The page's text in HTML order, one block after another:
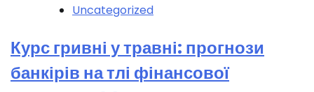
Uncategorized
Курс гривні у травні: прогнози
банкірів на тлі фінансової